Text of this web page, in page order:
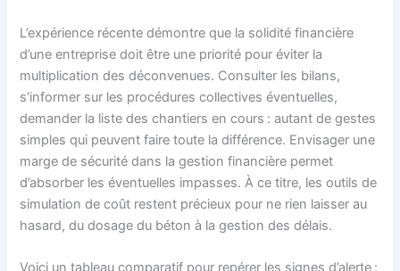
L’expérience récente démontre que la solidité financière
d’une entreprise doit être une priorité pour éviter la
multiplication des déconvenues. Consulter les bilans,
s’informer sur les procédures collectives éventuelles,
demander la liste des chantiers en cours : autant de gestes
simples qui peuvent faire toute la différence. Envisager une
marge de sécurité dans la gestion financière permet
d’absorber les éventuelles impasses. À ce titre, les outils de
simulation de coût restent précieux pour ne rien laisser au
hasard, du dosage du béton à la gestion des délais.
Voici un tableau comparatif pour repérer les signes d’alerte :